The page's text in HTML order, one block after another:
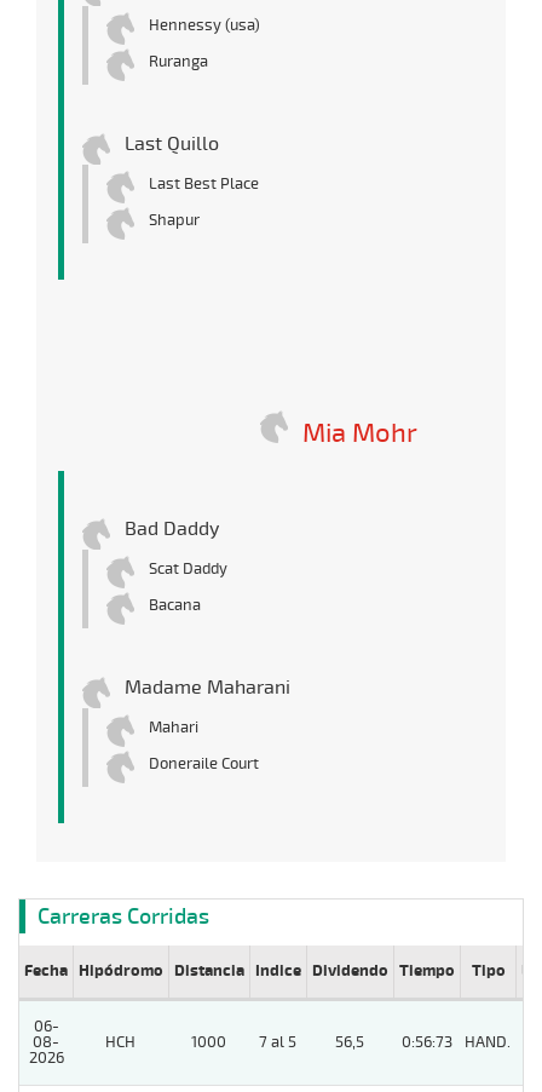
Hennessy (usa)
Ruranga
Last Quillo
Last Best Place
Shapur
Mia Mohr
Bad Daddy
Scat Daddy
Bacana
Madame Maharani
Mahari
Doneraile Court
Carreras Corridas
Fecha Hipódromo Distancia Indice Dividendo Tiempo Tipo Lº
06-
08-
2026
HCH 1000 7 al 5 56,5 0:56:73 HAND.